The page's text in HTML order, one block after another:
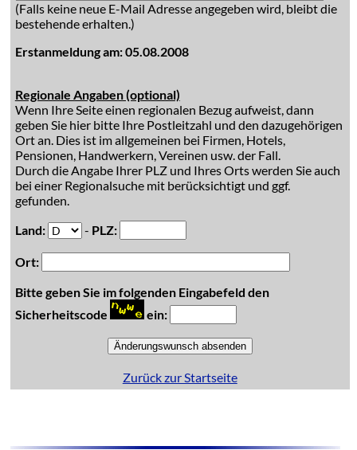
(Falls keine neue E-Mail Adresse angegeben wird, bleibt die
bestehende erhalten.)
Erstanmeldung am: 05.08.2008
Regionale Angaben (optional)
Wenn Ihre Seite einen regionalen Bezug aufweist, dann
geben Sie hier bitte Ihre Postleitzahl und den dazugehörigen
Ort an. Dies ist im allgemeinen bei Firmen, Hotels,
Pensionen, Handwerkern, Vereinen usw. der Fall.
Durch die Angabe Ihrer PLZ und Ihres Orts werden Sie auch
bei einer Regionalsuche mit berücksichtigt und ggf.
gefunden.
Land:
- PLZ:
Ort:
Bitte geben Sie im folgenden Eingabefeld den
Sicherheitscode
ein:
Zurück zur Startseite